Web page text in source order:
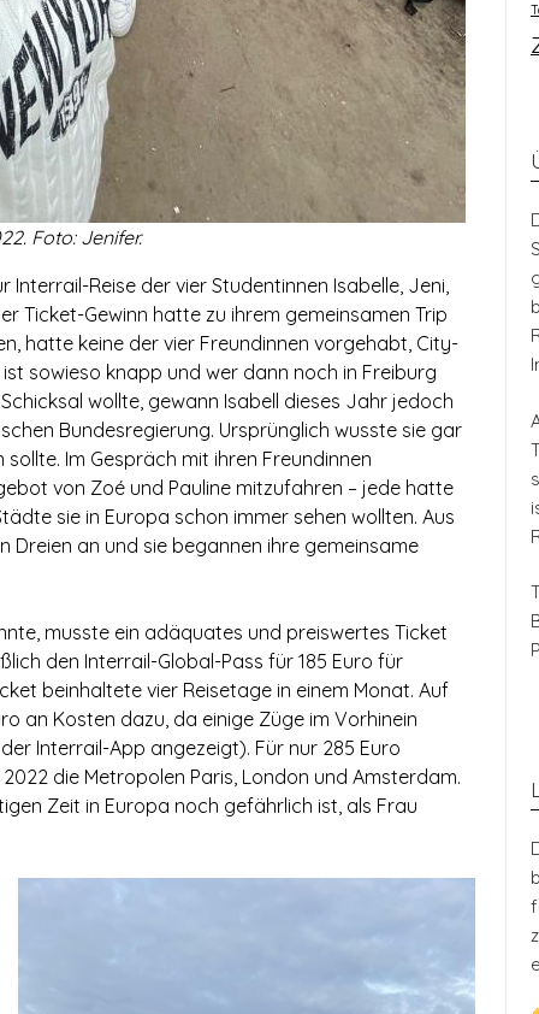
Foto: Jenifer.
Reise der vier Studentinnen Isabelle, Jeni,
Ticket-Gewinn hatte zu ihrem gemeinsamen Trip
hatte keine der vier Freundinnen vorgehabt, City-
sowieso knapp und wer dann noch in Freiburg
wollte, gewann Isabell dieses Jahr jedoch
Bundesregierung. Ursprünglich wusste sie gar
Im Gespräch mit ihren Freundinnen
von Zoé und Pauline mitzufahren – jede hatte
sie in Europa schon immer sehen wollten. Aus
Dreien an und sie begannen ihre gemeinsame
musste ein adäquates und preiswertes Ticket
den Interrail-Global-Pass für 185 Euro für
beinhaltete vier Reisetage in einem Monat. Auf
an Kosten dazu, da einige Züge im Vorhinein
Interrail-App angezeigt). Für nur 285 Euro
die Metropolen Paris, London und Amsterdam.
Zeit in Europa noch gefährlich ist, als Frau